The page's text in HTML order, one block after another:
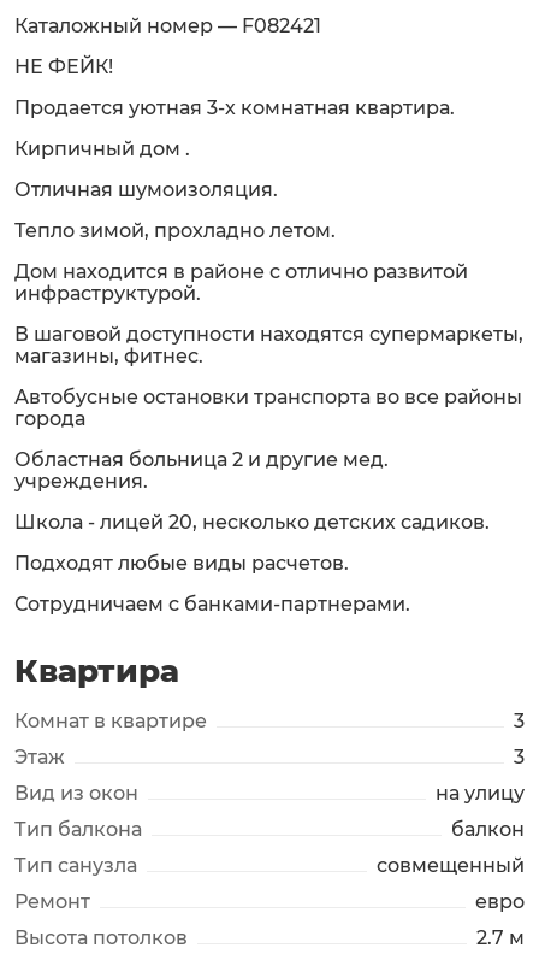
Каталожный номер — F082421
НЕ ФЕЙК!
Продается уютная 3-х комнатная квартира.
Кирпичный дом .
Отличная шумоизоляция.
Тепло зимой, прохладно летом.
Дом находится в районе с отлично развитой
инфраструктурой.
В шаговой доступности находятся супермаркеты,
магазины, фитнес.
Автобусные остановки транспорта во все районы
города
Областная больница 2 и другие мед.
учреждения.
Школа - лицей 20, несколько детских садиков.
Подходят любые виды расчетов.
Сотрудничаем с банками-партнерами.
Квартира
Комнат в квартире
3
Этаж
3
Вид из окон
на улицу
Тип балкона
балкон
Тип санузла
совмещенный
Ремонт
евро
Высота потолков
2.7 м